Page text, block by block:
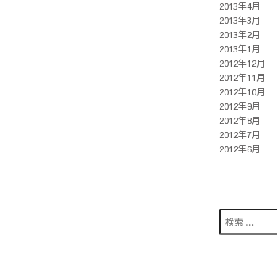
2013年4月
2013年3月
2013年2月
2013年1月
2012年12月
2012年11月
2012年10月
2012年9月
2012年8月
2012年7月
2012年6月